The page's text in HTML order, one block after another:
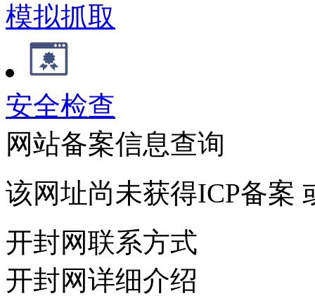
模拟抓取
安全检查
网站备案信息查询
该网址尚未获得ICP备案
开封网联系方式
开封网详细介绍